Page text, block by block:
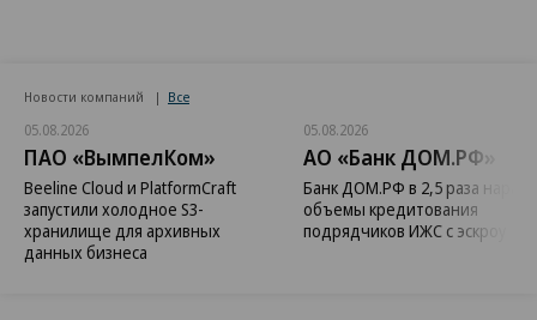
Новости компаний Все
05.08.2026
ПАО «ВымпелКом»
Beeline Cloud и PlatformCraft
запустили холодное S3-
хранилище для архивных
данных бизнеса
05.08.2026
АО «Банк ДОМ.РФ»
Банк ДОМ.РФ в 2,5 раза
объемы кредитования
подрядчиков ИЖС с эскроу